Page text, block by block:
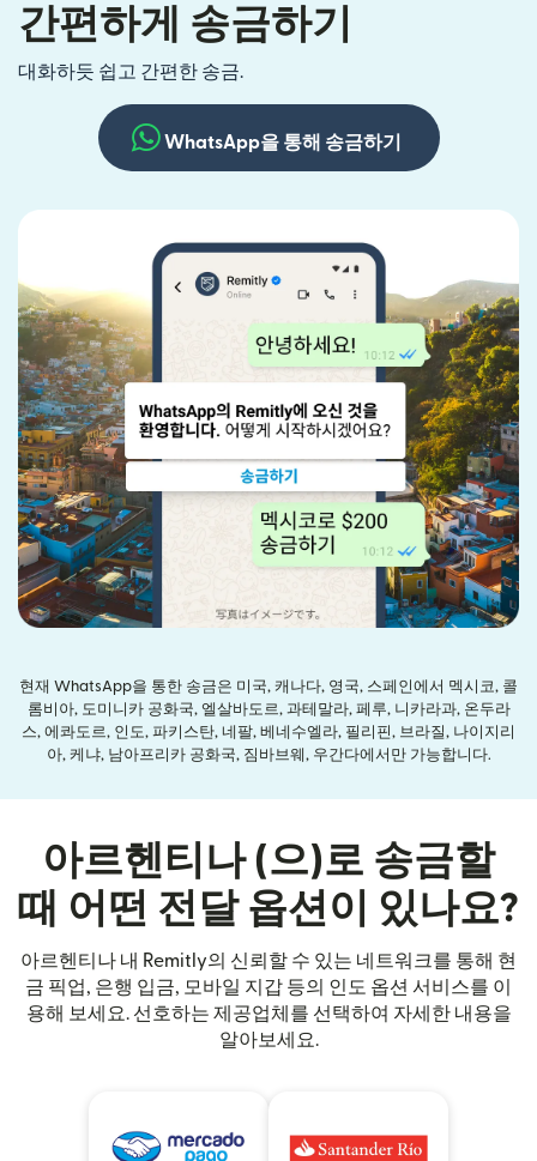
간편하게 송금하기
대화하듯 쉽고 간편한 송금.
WhatsApp을 통해 송금하기
현재 WhatsApp을 통한 송금은 미국, 캐나다, 영국, 스페인에서 멕시코, 콜
롬비아, 도미니카 공화국, 엘살바도르, 과테말라, 페루, 니카라과, 온두라
스, 에콰도르, 인도, 파키스탄, 네팔, 베네수엘라, 필리핀, 브라질, 나이지리
아, 케냐, 남아프리카 공화국, 짐바브웨, 우간다에서만 가능합니다.
아르헨티나 (으)로 송금할
때 어떤 전달 옵션이 있나요?
아르헨티나 내 Remitly의 신뢰할 수 있는 네트워크를 통해 현
금 픽업, 은행 입금, 모바일 지갑 등의 인도 옵션 서비스를 이
용해 보세요. 선호하는 제공업체를 선택하여 자세한 내용을
알아보세요.